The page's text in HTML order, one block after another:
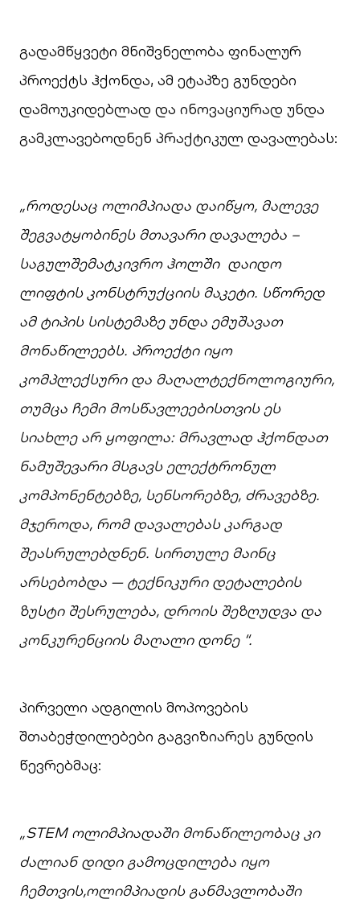
გადამწყვეტი მნიშვნელობა ფინალურ
პროექტს ჰქონდა, ამ ეტაპზე გუნდები
დამოუკიდებლად და ინოვაციურად უნდა
გამკლავებოდნენ პრაქტიკულ დავალებას:
„როდესაც ოლიმპიადა დაიწყო, მალევე
შეგვატყობინეს მთავარი დავალება –
საგულშემატკივრო ჰოლში დაიდო
ლიფტის კონსტრუქციის მაკეტი. სწორედ
ამ ტიპის სისტემაზე უნდა ემუშავათ
მონაწილეებს. პროექტი იყო
კომპლექსური და მაღალტექნოლოგიური,
თუმცა ჩემი მოსწავლეებისთვის ეს
სიახლე არ ყოფილა: მრავლად ჰქონდათ
ნამუშევარი მსგავს ელექტრონულ
კომპონენტებზე, სენსორებზე, ძრავებზე.
მჯეროდა, რომ დავალებას კარგად
შეასრულებდნენ. სირთულე მაინც
არსებობდა — ტექნიკური დეტალების
ზუსტი შესრულება, დროის შეზღუდვა და
კონკურენციის მაღალი დონე“.
პირველი ადგილის მოპოვების
შთაბეჭდილებები გაგვიზიარეს გუნდის
წევრებმაც:
„STEM ოლიმპიადაში მონაწილეობაც კი
ძალიან დიდი გამოცდილება იყო
ჩემთვის,ოლიმპიადის განმავლობაში